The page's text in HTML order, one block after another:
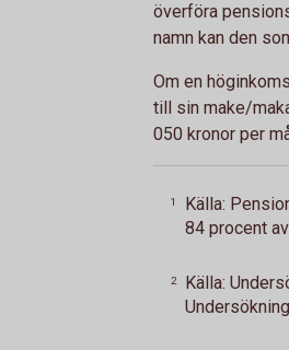
överföra
namn kan den
Om en
till sin make/
050 kronor per
1
Källa:
84 procent
2
Källa: